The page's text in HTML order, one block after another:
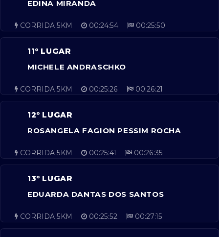
EDINA MIRANDA
CORRIDA 5KM 00:24:54 00:25:50
11º LUGAR
MICHELE ANDRASCHKO
CORRIDA 5KM 00:25:26 00:26:21
12º LUGAR
ROSANGELA FAGION PESSIM ROCHA
CORRIDA 5KM 00:25:41 00:26:35
13º LUGAR
EDUARDA DANTAS DOS SANTOS
CORRIDA 5KM 00:25:52 00:27:15